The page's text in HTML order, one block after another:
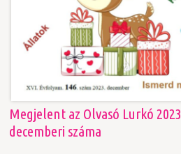
Megjelent az Olvasó Lurkó 2023.
decemberi száma